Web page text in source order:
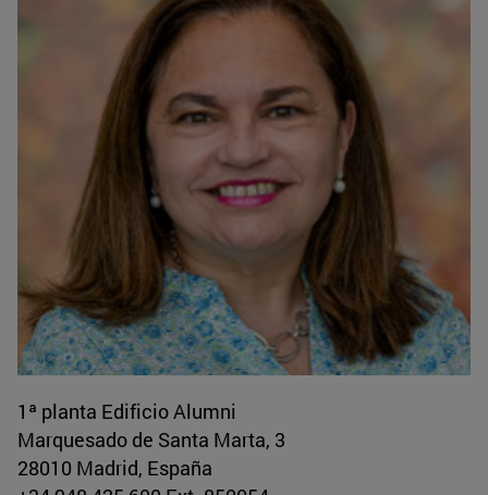
1ª planta Edificio Alumni
Marquesado de Santa Marta, 3
28010 Madrid, España